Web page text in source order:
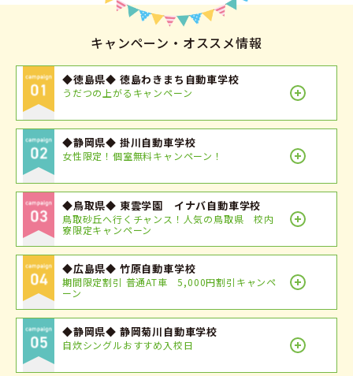
キャンペーン・オススメ情報
◆徳島県◆ 徳島わきまち自動車学校
うだつの上がるキャンペーン
◆静岡県◆ 掛川自動車学校
女性限定！個室無料キャンペーン！
◆鳥取県◆ 東雲学園 イナバ自動車学校
鳥取砂丘へ行くチャンス！人気の鳥取県 校内
寮限定キャンペーン
◆広島県◆ 竹原自動車学校
期間限定割引 普通AT車 5,000円割引キャンペ
ーン
◆静岡県◆ 静岡菊川自動車学校
自炊シングルおすすめ入校日